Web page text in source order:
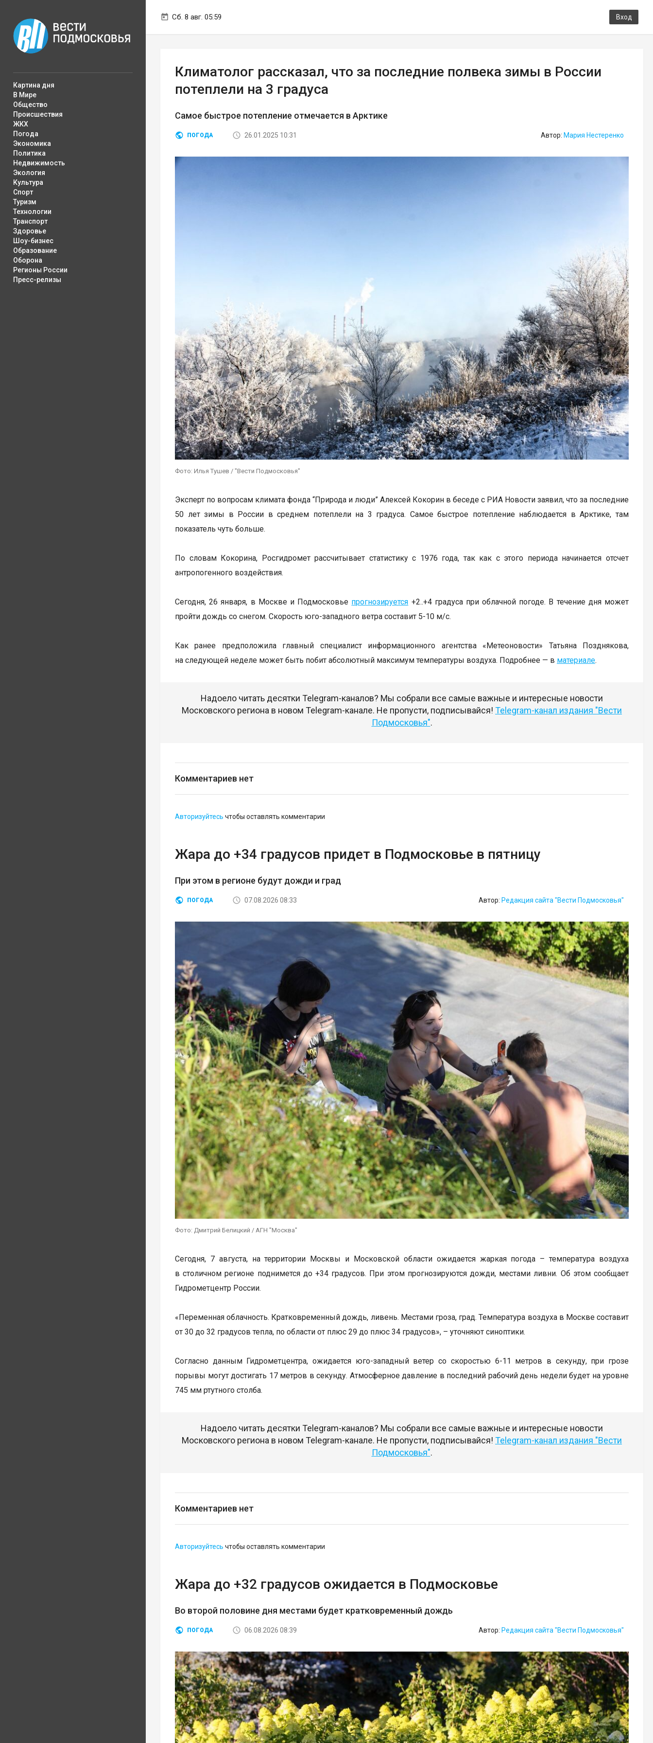
Сб. 8 авг. 05:59 Вход
Картина дня
В Мире
Общество
Происшествия
ЖКХ
Погода
Экономика
Политика
Недвижимость
Экология
Культура
Спорт
Туризм
Технологии
Транспорт
Здоровье
Шоу-бизнес
Образование
Оборона
Регионы России
Пресс-релизы
Климатолог рассказал, что за последние полвека зимы в России
потеплели на 3 градуса
Самое быстрое потепление отмечается в Арктике
ПОГОДА 26.01.2025 10:31 Автор: Мария Нестеренко
Фото: Илья Тушев / "Вести Подмосковья"
Эксперт по вопросам климата фонда “Природа и люди” Алексей Кокорин в беседе с РИА Новости заявил, что за последние
50 лет зимы в России в среднем потеплели на 3 градуса. Самое быстрое потепление наблюдается в Арктике, там
показатель чуть больше.
По словам Кокорина, Росгидромет рассчитывает статистику с 1976 года, так как с этого периода начинается отсчет
антропогенного воздействия.
Сегодня, 26 января, в Москве и Подмосковье прогнозируется +2..+4 градуса при облачной погоде. В течение дня может
пройти дождь со снегом. Скорость юго-западного ветра составит 5-10 м/с.
Как ранее предположила главный специалист информационного агентства «Метеоновости» Татьяна Позднякова,
на следующей неделе может быть побит абсолютный максимум температуры воздуха. Подробнее — в материале.
Надоело читать десятки Telegram-каналов? Мы собрали все самые важные и интересные новости
Московского региона в новом Telegram-канале. Не пропусти, подписывайся! Telegram-канал издания "Вести
Подмосковья".
Комментариев нет
Авторизуйтесь чтобы оставлять комментарии
Жара до +34 градусов придет в Подмосковье в пятницу
При этом в регионе будут дожди и град
ПОГОДА 07.08.2026 08:33 Автор: Редакция сайта "Вести Подмосковья"
Фото: Дмитрий Белицкий / АГН "Москва"
Сегодня, 7 августа, на территории Москвы и Московской области ожидается жаркая погода – температура воздуха
в столичном регионе поднимется до +34 градусов. При этом прогнозируются дожди, местами ливни. Об этом сообщает
Гидрометцентр России.
«Переменная облачность. Кратковременный дождь, ливень. Местами гроза, град. Температура воздуха в Москве составит
от 30 до 32 градусов тепла, по области от плюс 29 до плюс 34 градусов», – уточняют синоптики.
Согласно данным Гидрометцентра, ожидается юго-западный ветер со скоростью 6-11 метров в секунду, при грозе
порывы могут достигать 17 метров в секунду. Атмосферное давление в последний рабочий день недели будет на уровне
745 мм ртутного столба.
Надоело читать десятки Telegram-каналов? Мы собрали все самые важные и интересные новости
Московского региона в новом Telegram-канале. Не пропусти, подписывайся! Telegram-канал издания "Вести
Подмосковья".
Комментариев нет
Авторизуйтесь чтобы оставлять комментарии
Жара до +32 градусов ожидается в Подмосковье
Во второй половине дня местами будет кратковременный дождь
ПОГОДА 06.08.2026 08:39 Автор: Редакция сайта "Вести Подмосковья"